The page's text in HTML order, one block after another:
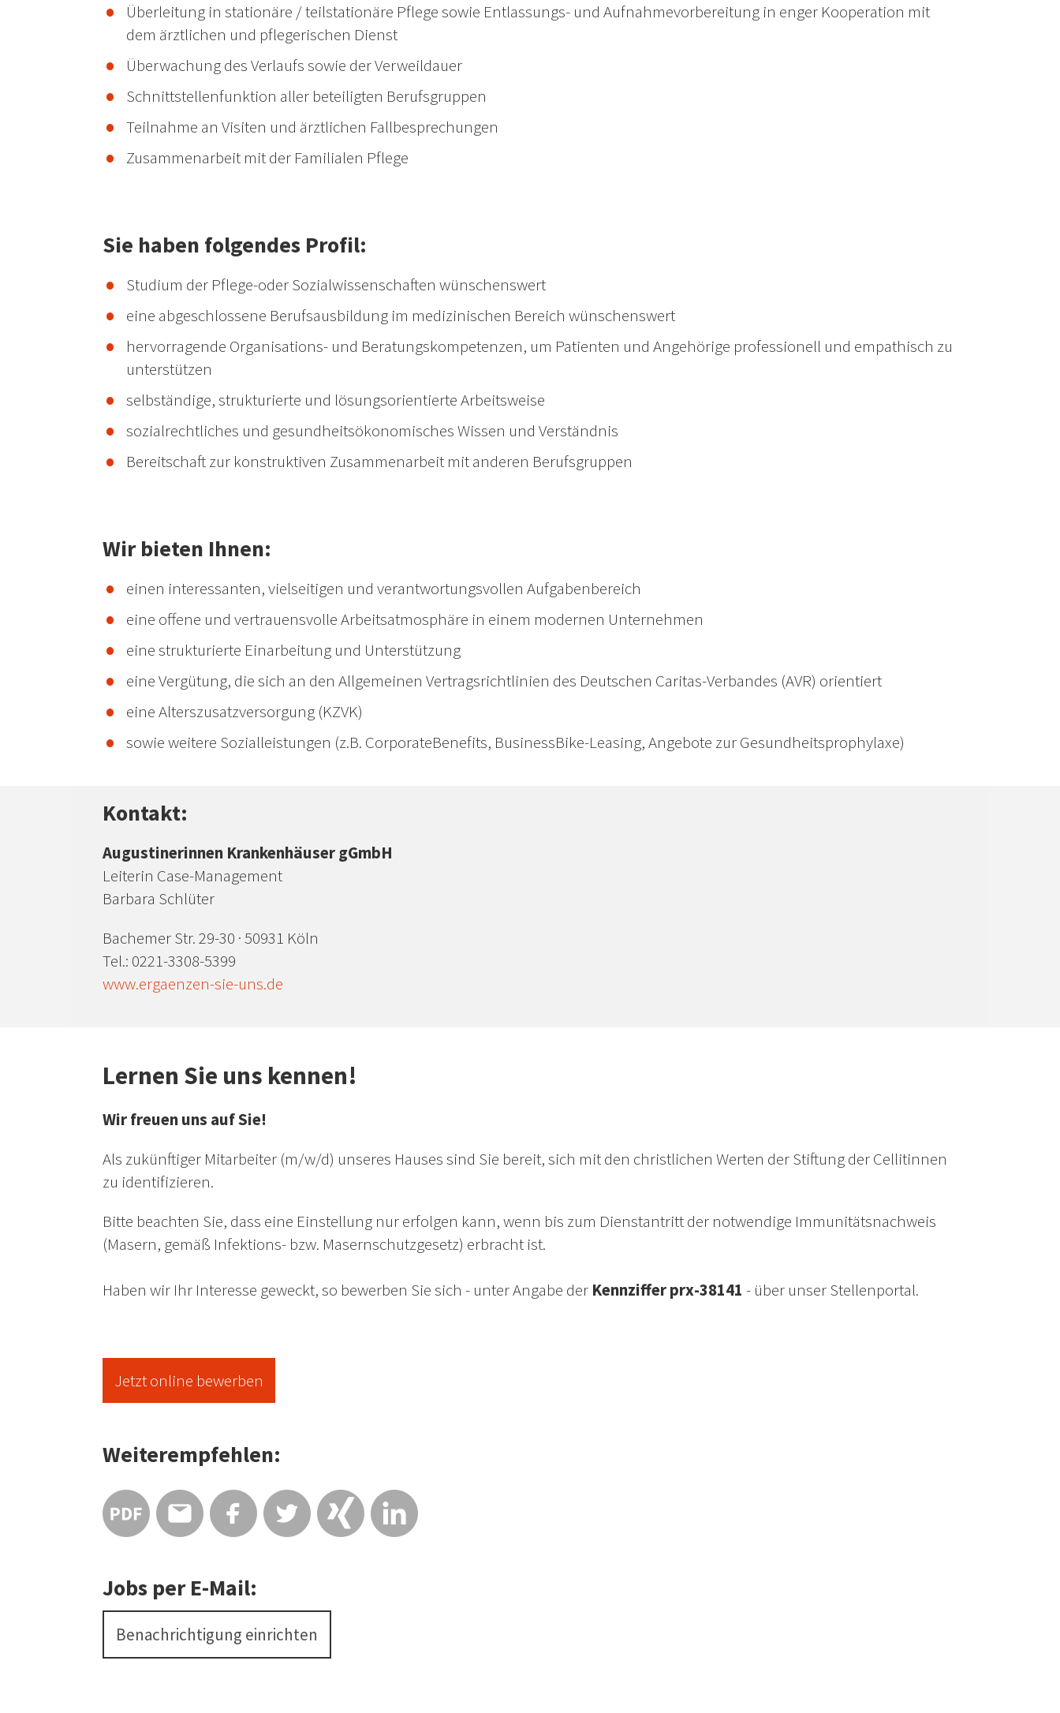
Überleitung in stationäre / teilstationäre Pflege sowie Entlassungs- und Aufnahmevorbereitung in enger Kooperation mit
dem ärztlichen und pflegerischen Dienst
Überwachung des Verlaufs sowie der Verweildauer
Schnittstellenfunktion aller beteiligten Berufsgruppen
Teilnahme an Visiten und ärztlichen Fallbesprechungen
Zusammenarbeit mit der Familialen Pflege
Sie haben folgendes Profil:
Studium der Pflege-oder Sozialwissenschaften wünschenswert
eine abgeschlossene Berufsausbildung im medizinischen Bereich wünschenswert
hervorragende Organisations- und Beratungskompetenzen, um Patienten und Angehörige professionell und empathisch zu
unterstützen
selbständige, strukturierte und lösungsorientierte Arbeitsweise
sozialrechtliches und gesundheitsökonomisches Wissen und Verständnis
Bereitschaft zur konstruktiven Zusammenarbeit mit anderen Berufsgruppen
Wir bieten Ihnen:
einen interessanten, vielseitigen und verantwortungsvollen Aufgabenbereich
eine offene und vertrauensvolle Arbeitsatmosphäre in einem modernen Unternehmen
eine strukturierte Einarbeitung und Unterstützung
eine Vergütung, die sich an den Allgemeinen Vertragsrichtlinien des Deutschen Caritas-Verbandes (AVR) orientiert
eine Alterszusatzversorgung (KZVK)
sowie weitere Sozialleistungen (z.B. CorporateBenefits, BusinessBike-Leasing, Angebote zur Gesundheitsprophylaxe)
Kontakt:
Augustinerinnen Krankenhäuser gGmbH
Leiterin Case-Management
Barbara Schlüter
Bachemer Str. 29-30 · 50931 Köln
Tel.: 0221-3308-5399
www.ergaenzen-sie-uns.de
Lernen Sie uns kennen!
Wir freuen uns auf Sie!
Als zukünftiger Mitarbeiter (m/w/d) unseres Hauses sind Sie bereit, sich mit den christlichen Werten der Stiftung der Cellitinnen
zu identifizieren.
Bitte beachten Sie, dass eine Einstellung nur erfolgen kann, wenn bis zum Dienstantritt der notwendige Immunitätsnachweis
(Masern, gemäß Infektions- bzw. Masernschutzgesetz) erbracht ist.
Haben wir Ihr Interesse geweckt, so bewerben Sie sich - unter Angabe der Kennziffer prx-38141 - über unser Stellenportal.
Jetzt online bewerben
Weiterempfehlen:
Jobs per E-Mail:
Benachrichtigung einrichten